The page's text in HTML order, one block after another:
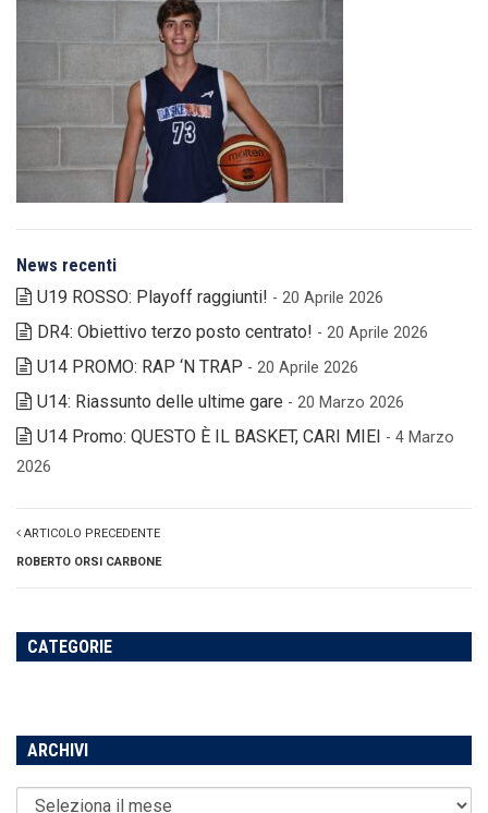
News recenti
U19 ROSSO: Playoff raggiunti! - 20 Aprile 2026
DR4: Obiettivo terzo posto centrato! - 20 Aprile 2026
U14 PROMO: RAP ‘N TRAP - 20 Aprile 2026
U14: Riassunto delle ultime gare - 20 Marzo 2026
U14 Promo: QUESTO È IL BASKET, CARI MIEI - 4 Marzo
2026
ARTICOLO PRECEDENTE
ROBERTO ORSI CARBONE
CATEGORIE
ARCHIVI